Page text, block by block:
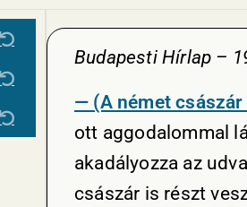
Budapesti Hírlap –
— (A német császár
ott aggodalommal
akadályozza az
császár is részt